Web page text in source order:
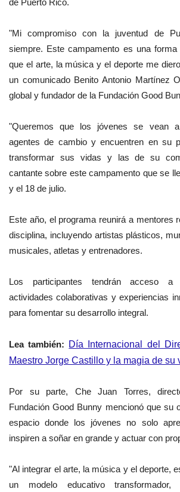
"Mi compromiso con la juventud de
siempre. Este campamento es una
que el arte, la música y el deporte me
un comunicado Benito Antonio Martínez
global y fundador de la Fundación Good
"Queremos que los jóvenes se vean
agentes de cambio y encuentren en su
transformar sus vidas y las de su
cantante sobre este campamento que se
y el 18 de julio.
Este año, el programa reunirá a mentores
disciplina, incluyendo artistas plásticos,
musicales, atletas y entrenadores.
Los participantes tendrán acceso a
actividades colaborativas y experiencias
para fomentar su desarrollo integral.
Lea también: Día Internacional del
Maestro Jorge Castillo y la magia de su
Por su parte, Che Juan Torres,
Fundación Good Bunny mencionó que su
espacio donde los jóvenes no solo
inspiren a soñar en grande y actuar con
"Al integrar el arte, la música y el deporte,
un modelo educativo transformador,